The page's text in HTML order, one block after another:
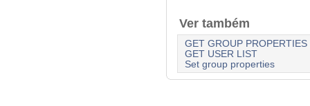
Ver também
GET GROUP PROPERTIES
GET USER LIST
Set group properties